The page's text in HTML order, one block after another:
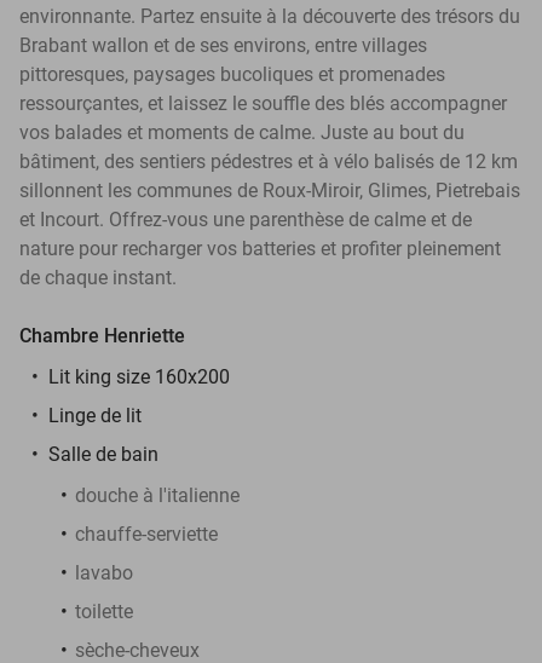
environnante. Partez ensuite à la découverte des trésors du
Brabant wallon et de ses environs, entre villages
pittoresques, paysages bucoliques et promenades
ressourçantes, et laissez le souffle des blés accompagner
vos balades et moments de calme. Juste au bout du
bâtiment, des sentiers pédestres et à vélo balisés de 12 km
sillonnent les communes de Roux-Miroir, Glimes, Pietrebais
et Incourt. Offrez-vous une parenthèse de calme et de
nature pour recharger vos batteries et profiter pleinement
de chaque instant.
Chambre Henriette
Lit king size 160x200
Linge de lit
Salle de bain
douche à l'italienne
chauffe-serviette
lavabo
toilette
sèche-cheveux